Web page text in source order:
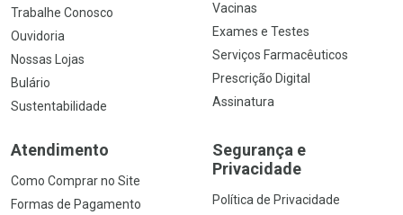
Trabalhe Conosco
Ouvidoria
Nossas Lojas
Bulário
Sustentabilidade
Vacinas
Exames e Testes
Serviços Farmacêuticos
Prescrição Digital
Assinatura
Atendimento
Como Comprar no Site
Formas de Pagamento
Segurança e
Privacidade
Política de Privacidade